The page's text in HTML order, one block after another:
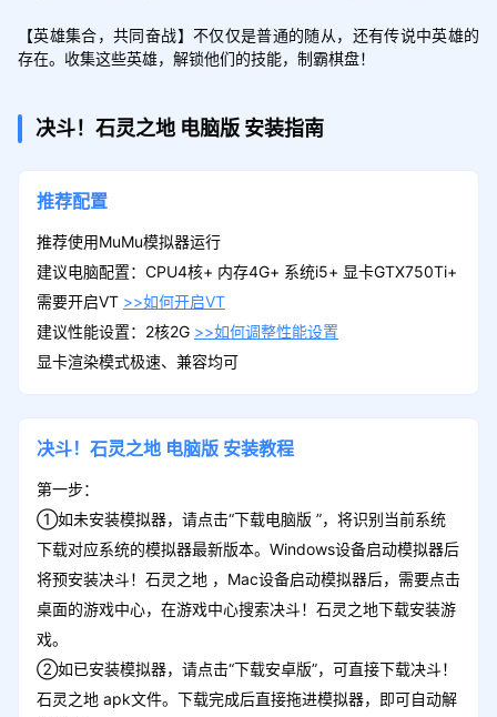
【英雄集合，共同奋战】不仅仅是普通的随从，还有传说中英雄的
存在。收集这些英雄，解锁他们的技能，制霸棋盘！
决斗！石灵之地 电脑版 安装指南
推荐配置
推荐使用MuMu模拟器运行
建议电脑配置：CPU4核+ 内存4G+ 系统i5+ 显卡GTX750Ti+
需要开启VT >>如何开启VT
建议性能设置：2核2G >>如何调整性能设置
显卡渲染模式极速、兼容均可
决斗！石灵之地 电脑版 安装教程
第一步：
①如未安装模拟器，请点击“下载电脑版 ”，将识别当前系统
下载对应系统的模拟器最新版本。Windows设备启动模拟器后
将预安装决斗！石灵之地 ，Mac设备启动模拟器后，需要点击
桌面的游戏中心，在游戏中心搜索决斗！石灵之地下载安装游
戏。
②如已安装模拟器，请点击“下载安卓版”，可直接下载决斗！
石灵之地 apk文件。下载完成后直接拖进模拟器，即可自动解